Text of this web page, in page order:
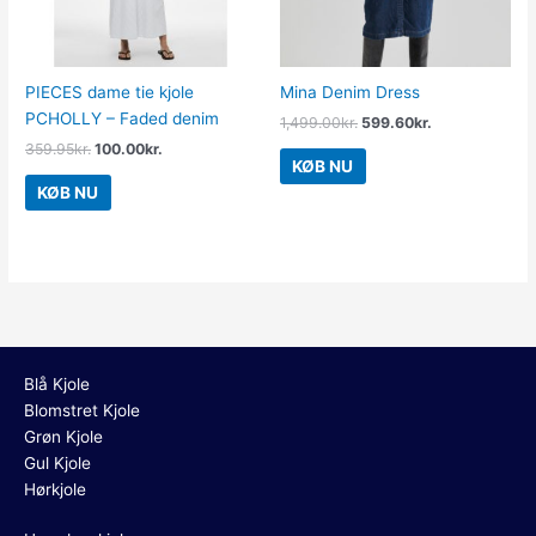
PIECES dame tie kjole
PCHOLLY – Faded denim
359.95kr. 100.00kr.
KØB NU
Mina Denim Dress
1,499.00kr. 599.60kr.
KØB NU
Blå Kjole
Blomstret Kjole
Grøn Kjole
Gul Kjole
Hørkjole